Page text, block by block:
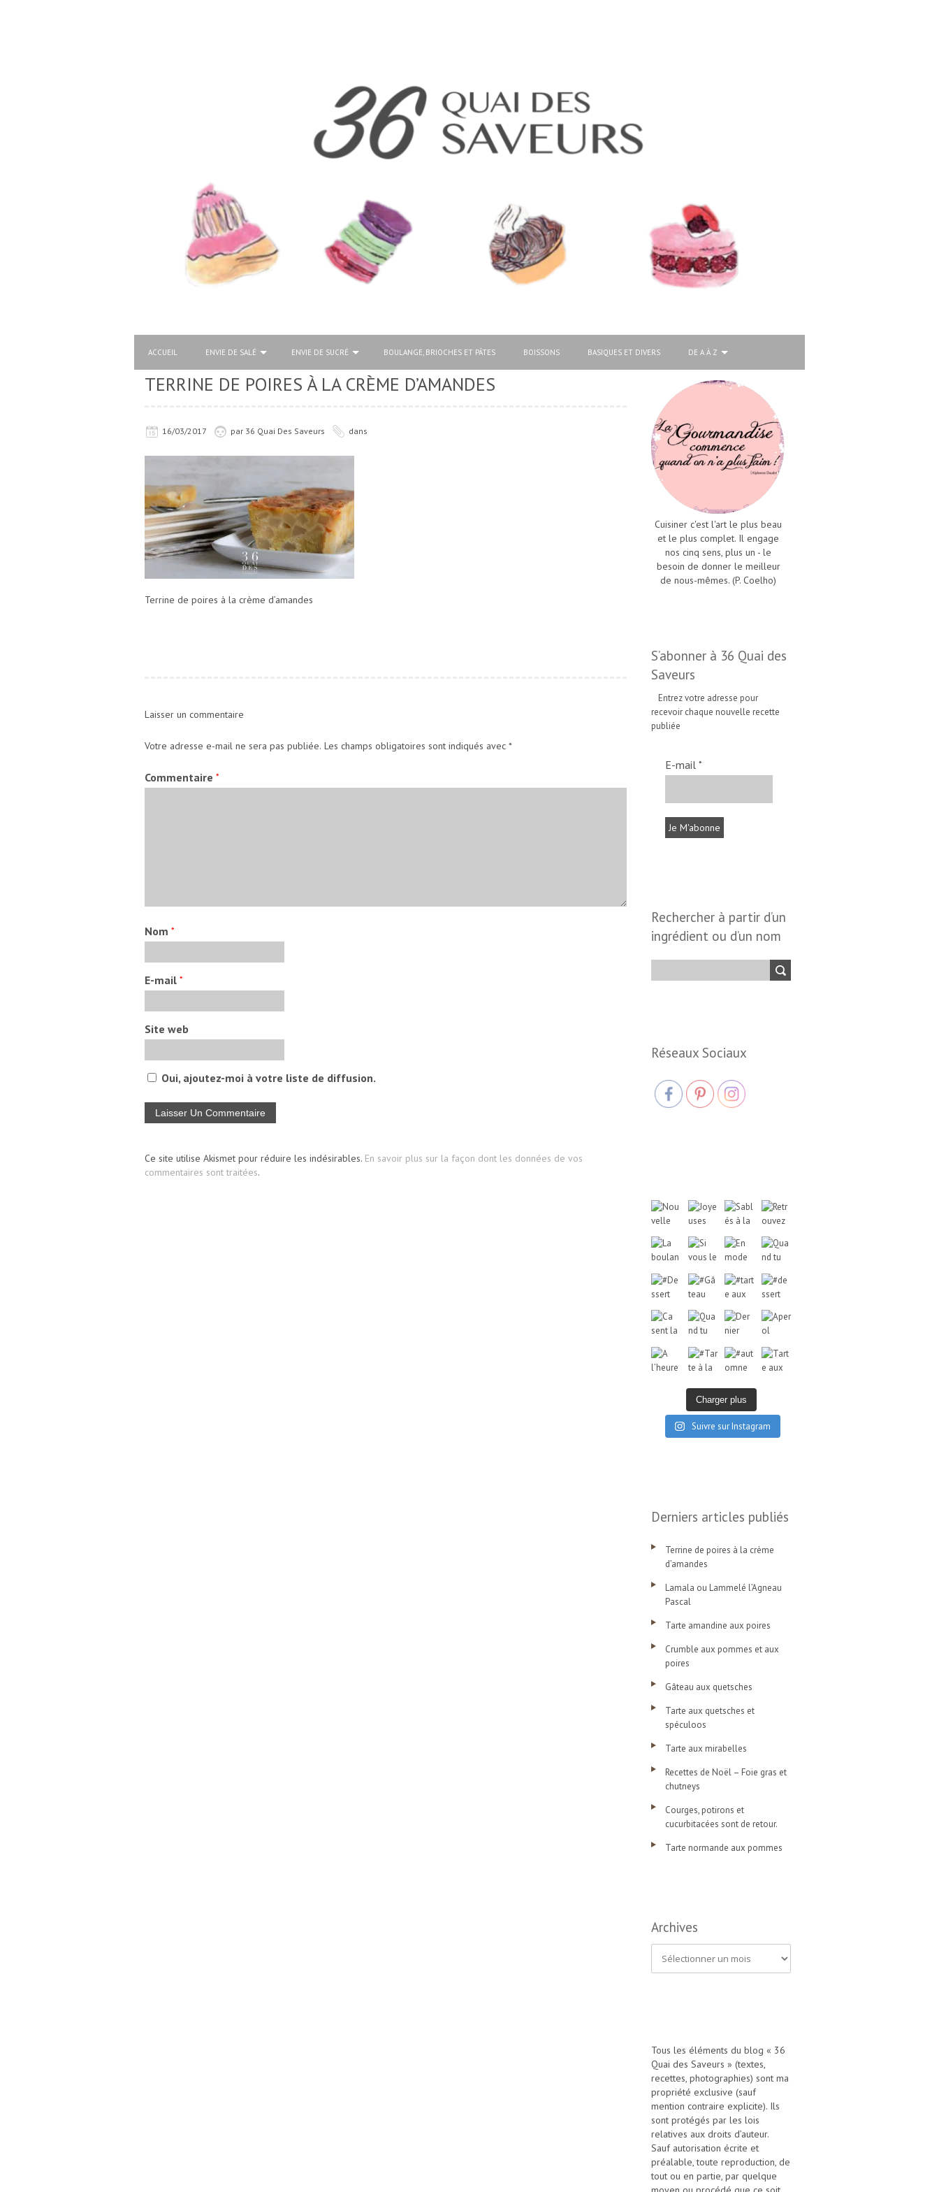
ACCUEIL ENVIE DE SALÉ ENVIE DE SUCRÉ BOULANGE, BRIOCHES ET PÂTES BOISSONS BASIQUES ET DIVERS DE A À Z
TERRINE DE POIRES À LA CRÈME D’AMANDES
16/03/2017 par 36 Quai Des Saveurs dans
Terrine de poires à la crème d’amandes
Laisser un commentaire
Votre adresse e-mail ne sera pas publiée. Les champs obligatoires sont indiqués avec *
Commentaire *
Nom *
E-mail *
Site web
Oui, ajoutez-moi à votre liste de diffusion.
Ce site utilise Akismet pour réduire les indésirables. En savoir plus sur la façon dont les données de vos
commentaires sont traitées.
Cuisiner c'est l'art le plus beau
et le plus complet. Il engage
nos cinq sens, plus un - le
besoin de donner le meilleur
de nous-mêmes. (P. Coelho)
S’abonner à 36 Quai des
Saveurs
Entrez votre adresse pour
recevoir chaque nouvelle recette
publiée
E-mail*
Rechercher à partir d’un
ingrédient ou d’un nom
Réseaux Sociaux
Charger plus
Suivre sur Instagram
Derniers articles publiés
Terrine de poires à la crème
d’amandes
Lamala ou Lammelé l’Agneau
Pascal
Tarte amandine aux poires
Crumble aux pommes et aux
poires
Gâteau aux quetsches
Tarte aux quetsches et
spéculoos
Tarte aux mirabelles
Recettes de Noël – Foie gras et
chutneys
Courges, potirons et
cucurbitacées sont de retour.
Tarte normande aux pommes
Archives
A
v
s
Tous les éléments du blog « 36
Quai des Saveurs » (textes,
recettes, photographies) sont ma
propriété exclusive (sauf
mention contraire explicite). Ils
sont protégés par les lois
relatives aux droits d’auteur.
Sauf autorisation écrite et
préalable, toute reproduction, de
tout ou en partie, par quelque